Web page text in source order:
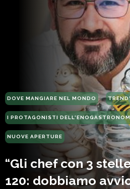
DOVE MANGIARE NEL MONDO
I PROTAGONISTI
NUOVE APERTURE
“Gli chef con 3
120: dobbiamo